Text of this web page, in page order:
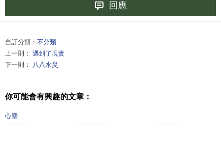
回應
自訂分類： 不分類
上一則： 遇到了現實
下一則： 八八水災
你可能會有興趣的文章：
心塵